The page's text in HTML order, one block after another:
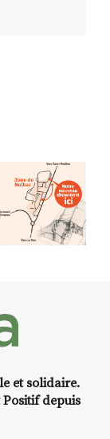
et solidaire.
depuis